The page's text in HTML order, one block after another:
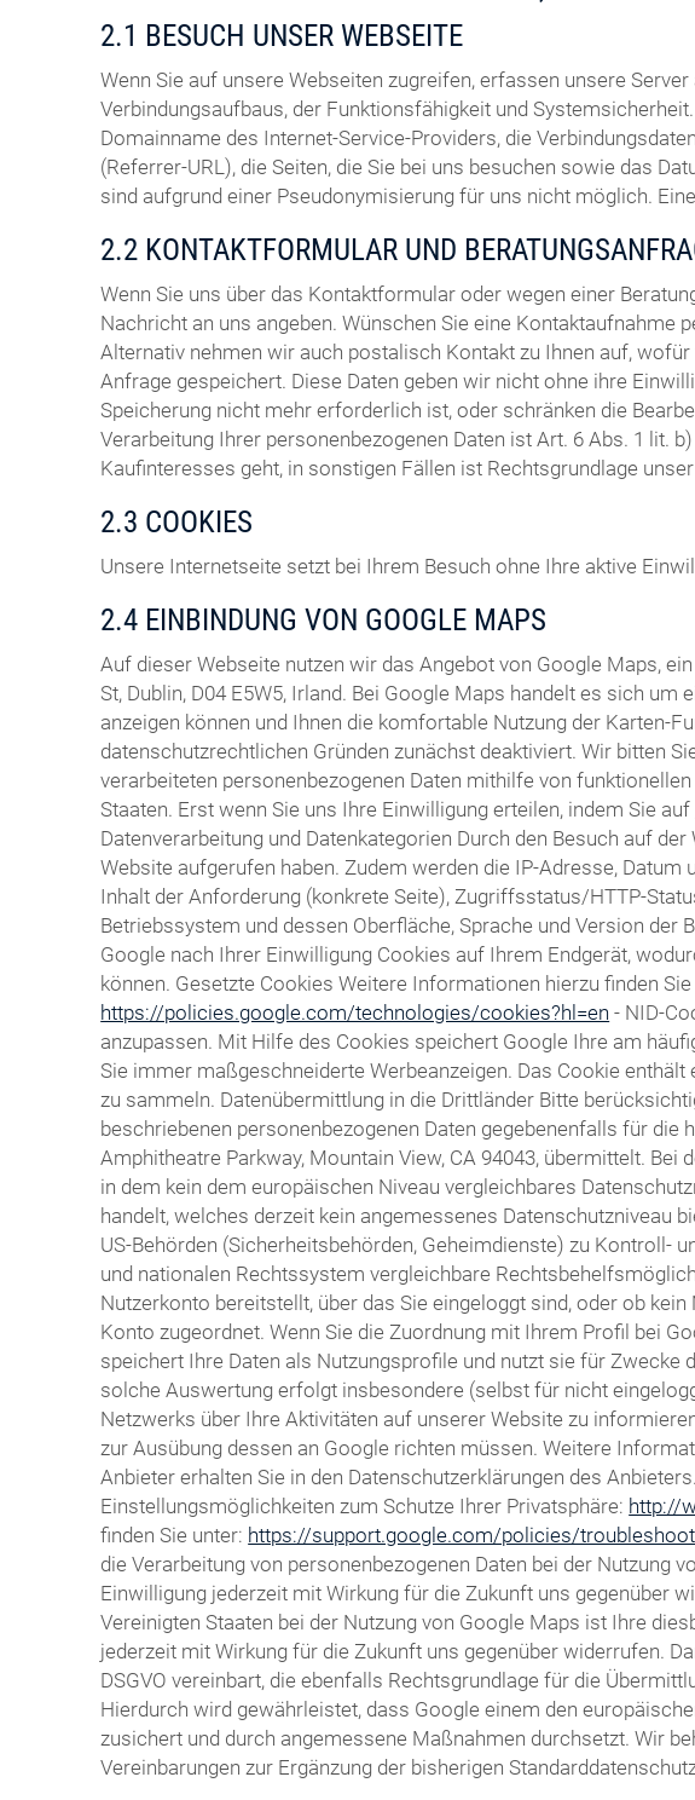
2.1 BESUCH UNSER WEBSEITE
Wenn Sie auf unsere Webseiten zugreifen, erfassen unsere
Verbindungsaufbaus, der Funktionsfähigkeit und
Domainname des Internet-Service-Providers, die
(Referrer-URL), die Seiten, die Sie bei uns besuchen sowie das
sind aufgrund einer Pseudonymisierung für uns nicht möglich.
2.2 KONTAKTFORMULAR UND
Wenn Sie uns über das Kontaktformular oder wegen einer
Nachricht an uns angeben. Wünschen Sie eine Kontaktaufnahme
Alternativ nehmen wir auch postalisch Kontakt zu Ihnen auf,
Anfrage gespeichert. Diese Daten geben wir nicht ohne ihre
Speicherung nicht mehr erforderlich ist, oder schränken die
Verarbeitung Ihrer personenbezogenen Daten ist Art. 6 Abs. 1 lit.
Kaufinteresses geht, in sonstigen Fällen ist Rechtsgrundlage
2.3 COOKIES
Unsere Internetseite setzt bei Ihrem Besuch ohne Ihre aktive
2.4 EINBINDUNG VON GOOGLE MAPS
Auf dieser Webseite nutzen wir das Angebot von Google Maps,
St, Dublin, D04 E5W5, Irland. Bei Google Maps handelt es sich
anzeigen können und Ihnen die komfortable Nutzung der Karten-
datenschutzrechtlichen Gründen zunächst deaktiviert. Wir bitten
verarbeiteten personenbezogenen Daten mithilfe von
Staaten. Erst wenn Sie uns Ihre Einwilligung erteilen, indem Sie
Datenverarbeitung und Datenkategorien Durch den Besuch auf
Website aufgerufen haben. Zudem werden die IP-Adresse,
Inhalt der Anforderung (konkrete Seite), Zugriffsstatus/HTTP-
Betriebssystem und dessen Oberfläche, Sprache und Version
Google nach Ihrer Einwilligung Cookies auf Ihrem Endgerät,
können. Gesetzte Cookies Weitere Informationen hierzu finden
https://policies.google.com/technologies/cookies?hl=en - NID-
anzupassen. Mit Hilfe des Cookies speichert Google Ihre am
Sie immer maßgeschneiderte Werbeanzeigen. Das Cookie
zu sammeln. Datenübermittlung in die Drittländer Bitte
beschriebenen personenbezogenen Daten gegebenenfalls für
Amphitheatre Parkway, Mountain View, CA 94043, übermittelt.
in dem kein dem europäischen Niveau vergleichbares
handelt, welches derzeit kein angemessenes Datenschutzniveau
US-Behörden (Sicherheitsbehörden, Geheimdienste) zu Kontroll-
und nationalen Rechtssystem vergleichbare
Nutzerkonto bereitstellt, über das Sie eingeloggt sind, oder ob
Konto zugeordnet. Wenn Sie die Zuordnung mit Ihrem Profil bei
speichert Ihre Daten als Nutzungsprofile und nutzt sie für
solche Auswertung erfolgt insbesondere (selbst für nicht
Netzwerks über Ihre Aktivitäten auf unserer Website zu
zur Ausübung dessen an Google richten müssen. Weitere
Anbieter erhalten Sie in den Datenschutzerklärungen des
Einstellungsmöglichkeiten zum Schutze Ihrer Privatsphäre: http://
finden Sie unter: https://support.google.com/policies/
die Verarbeitung von personenbezogenen Daten bei der Nutzung
Einwilligung jederzeit mit Wirkung für die Zukunft uns gegenüber
Vereinigten Staaten bei der Nutzung von Google Maps ist Ihre
jederzeit mit Wirkung für die Zukunft uns gegenüber widerrufen.
DSGVO vereinbart, die ebenfalls Rechtsgrundlage für die
Hierdurch wird gewährleistet, dass Google einem den
zusichert und durch angemessene Maßnahmen durchsetzt. Wir
Vereinbarungen zur Ergänzung der bisherigen